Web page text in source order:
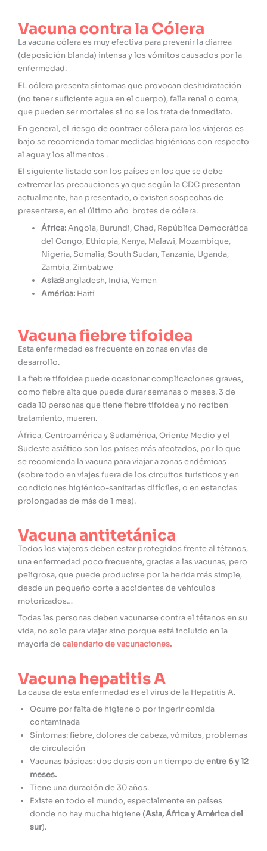
Vacuna contra la Cólera
La vacuna cólera es muy efectiva para prevenir la diarrea
(deposición blanda) intensa y los vómitos causados por la
enfermedad.
EL cólera presenta síntomas que provocan deshidratación
(no tener suficiente agua en el cuerpo), falla renal o coma,
que pueden ser mortales si no se los trata de inmediato.
En general, el riesgo de contraer cólera para los viajeros es
bajo se recomienda tomar medidas higiénicas con respecto
al agua y los alimentos .
El siguiente listado son los países en los que se debe
extremar las precauciones ya que según la CDC presentan
actualmente, han presentado, o existen sospechas de
presentarse, en el último año brotes de cólera.
África:Angola, Burundi, Chad, República Democrática
del Congo, Ethiopia, Kenya, Malawi, Mozambique,
Nigeria, Somalia, South Sudan, Tanzania, Uganda,
Zambia, Zimbabwe
Asia:Bangladesh, India, Yemen
América: Haití
Vacuna fiebre tifoidea
Esta enfermedad es frecuente en zonas en vías de
desarrollo.
La fiebre tifoidea puede ocasionar complicaciones graves,
como fiebre alta que puede durar semanas o meses. 3 de
cada 10 personas que tiene fiebre tifoidea y no reciben
tratamiento, mueren.
África, Centroamérica y Sudamérica, Oriente Medio y el
Sudeste asiático son los países más afectados, por lo que
se recomienda la vacuna para viajar a zonas endémicas
(sobre todo en viajes fuera de los circuitos turísticos y en
condiciones higiénico-sanitarias difíciles, o en estancias
prolongadas de más de 1 mes).
Vacuna antitetánica
Todos los viajeros deben estar protegidos frente al tétanos,
una enfermedad poco frecuente, gracias a las vacunas, pero
peligrosa, que puede producirse por la herida más simple,
desde un pequeño corte a accidentes de vehículos
motorizados…
Todas las personas deben vacunarse contra el tétanos en su
vida, no solo para viajar sino porque está incluido en la
mayoría decalendario de vacunaciones.
Vacuna hepatitis A
La causa de esta enfermedad es el virus de la Hepatitis A.
Ocurre por falta de higiene o por ingerir comida
contaminada
Síntomas: fiebre, dolores de cabeza, vómitos, problemas
de circulación
Vacunas básicas: dos dosis con un tiempo deentre 6 y 12
meses.
Tiene una duración de 30 años.
Existe en todo el mundo, especialmente en países
donde no hay mucha higiene (Asia, África y América del
sur).